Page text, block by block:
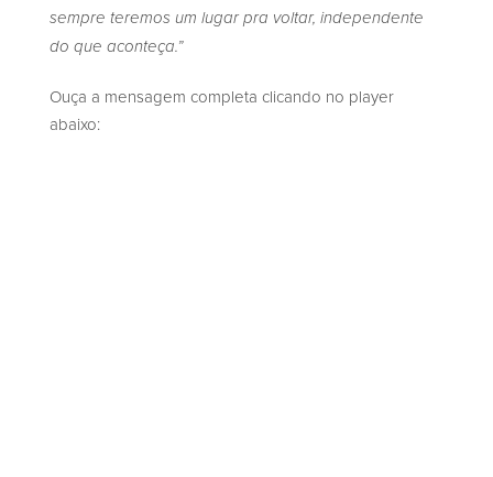
sempre teremos um lugar pra voltar, independente
do que aconteça.”
Ouça a mensagem completa clicando no player
abaixo: